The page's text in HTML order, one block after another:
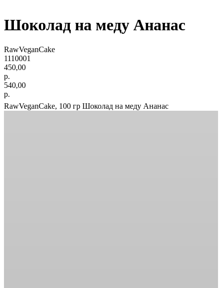
Шоколад на меду Ананас
RawVeganCake
1110001
450,00
р.
540,00
р.
RawVeganCake, 100 гр Шоколад на меду Ананас